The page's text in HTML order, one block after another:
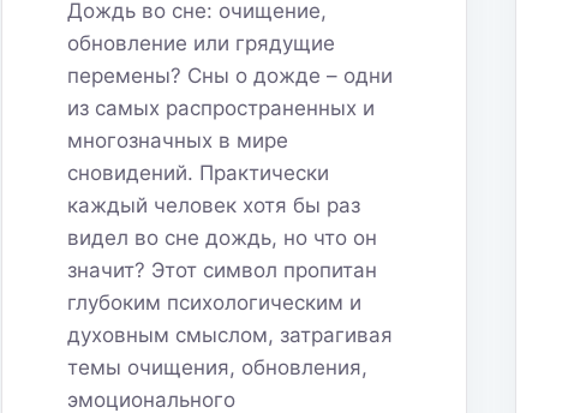
Дождь во сне: очищение,
обновление или грядущие
перемены? Сны о дожде – одни
из самых распространенных и
многозначных в мире
сновидений. Практически
каждый человек хотя бы раз
видел во сне дождь, но что он
значит? Этот символ пропитан
глубоким психологическим и
духовным смыслом, затрагивая
темы очищения, обновления,
эмоционального